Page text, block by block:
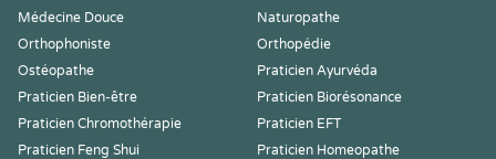
Médecine Douce
Naturopathe
Orthophoniste
Orthopédie
Ostéopathe
Praticien Ayurvéda
Praticien Bien-être
Praticien Biorésonance
Praticien Chromothérapie
Praticien EFT
Praticien Feng Shui
Praticien Homeopathe